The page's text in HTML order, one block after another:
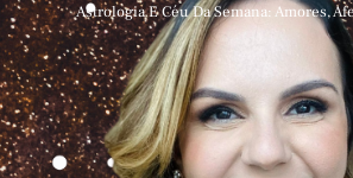
Astrologia E Céu Da Semana: Amores,